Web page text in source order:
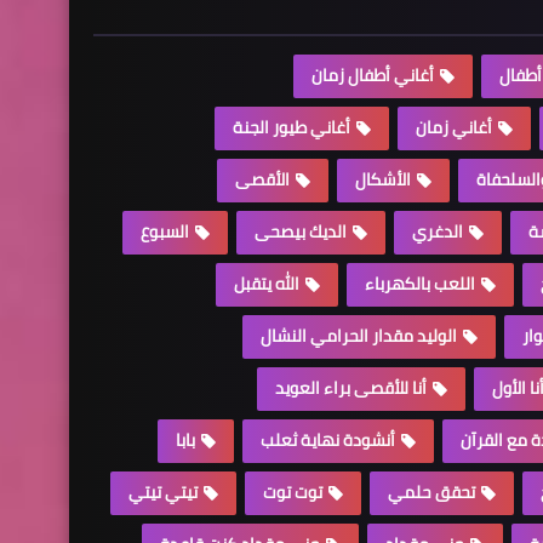
أغاني أطفال زمان
أغاني زمان
أغاني طيور الجنة
الأشكال
الأقصى
الدغري الديك بيصحى
السبوع
اللعب بالكهرباء
الله يتقبل
الوليد مقدار الحرامي النشال
أنا الأول
أنا للأقصى براء العويد
مع القرآن
أنشودة نهاية ثعلب
بابا
تحقق حلمي توت توت
تيتي تيتي